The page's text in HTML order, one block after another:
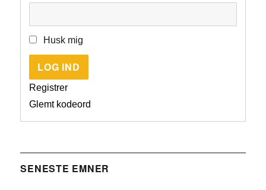
Husk mig
LOG IND
Registrer
Glemt kodeord
SENESTE EMNER